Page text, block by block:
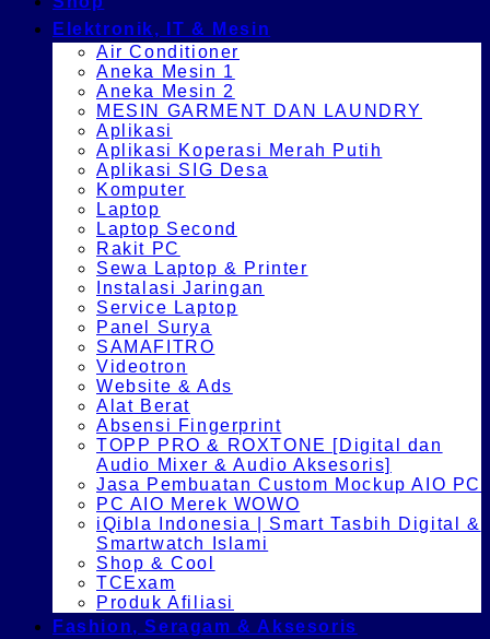
Elektronik, IT & Mesin
Air Conditioner
Aneka Mesin 1
Aneka Mesin 2
MESIN GARMENT DAN LAUNDRY
Aplikasi
Aplikasi Koperasi Merah Putih
Aplikasi SIG Desa
Komputer
Laptop
Laptop Second
Rakit PC
Sewa Laptop & Printer
Instalasi Jaringan
Service Laptop
Panel Surya
SAMAFITRO
Videotron
Website & Ads
Alat Berat
Absensi Fingerprint
TOPP PRO & ROXTONE [Digital dan
Audio Mixer & Audio Aksesoris]
Jasa Pembuatan Custom Mockup AIO PC
PC AIO Merek WOWO
iQibla Indonesia | Smart Tasbih Digital &
Smartwatch Islami
Shop & Cool
TCExam
Produk Afiliasi
Fashion, Seragam & Aksesoris